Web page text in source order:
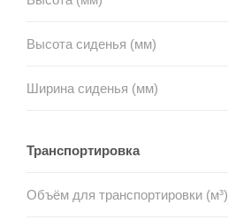
Высота сиденья (мм)
Ширина сиденья (мм)
Транспортировка
Объём для транспортировки (м³)